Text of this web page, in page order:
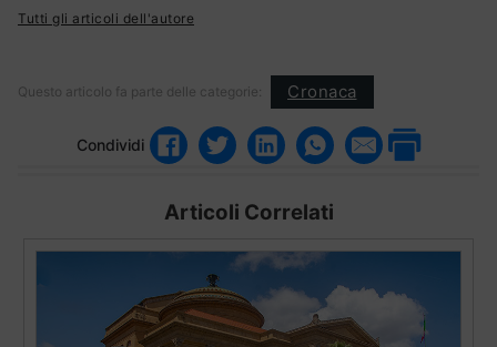
Tutti gli articoli dell'autore
Questo articolo fa parte delle categorie: Cronaca
Condividi
Articoli Correlati